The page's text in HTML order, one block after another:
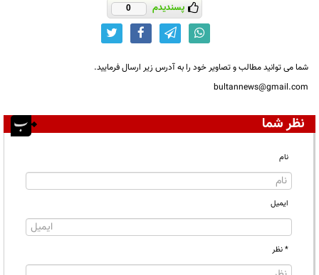
پسندیدم 0
شما می توانید مطالب و تصاویر خود را به آدرس زیر ارسال فرمایید.
bultannews@gmail.com
نظر شما
نام
ایمیل
* نظر